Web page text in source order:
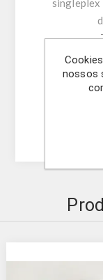
singleplex
-
-
- nossos